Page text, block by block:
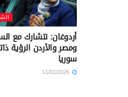
أردوغان: نتشارك مع
ومصر والأردن الرؤية
سوريا